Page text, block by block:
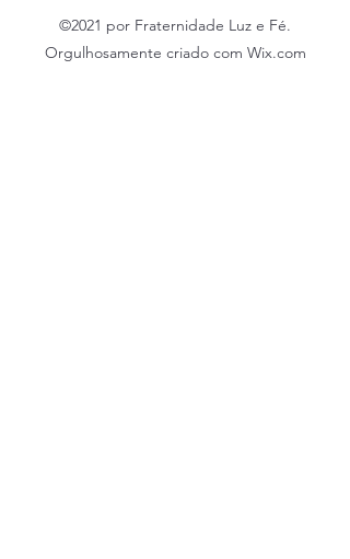
©2021 por Fraternidade Luz e Fé.
Orgulhosamente criado com Wix.com